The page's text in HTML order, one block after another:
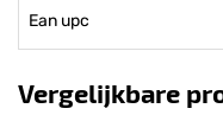
Ean upc
Vergelijkbare